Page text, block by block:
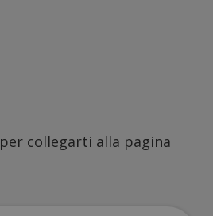
per collegarti alla pagina